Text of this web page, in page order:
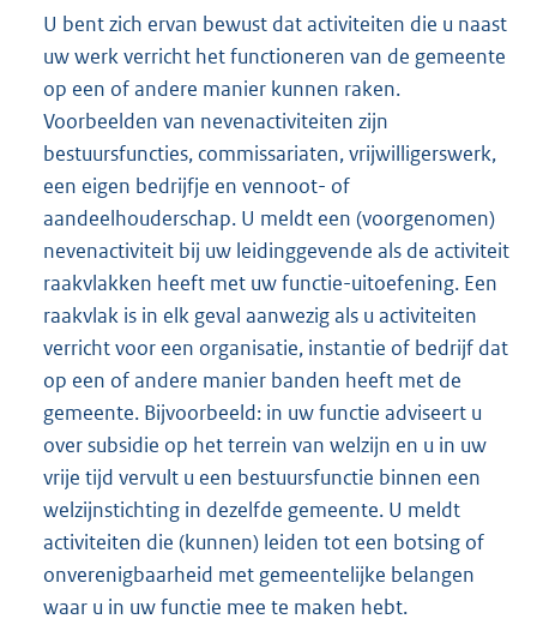
U bent zich ervan bewust dat activiteiten die u naast
uw werk verricht het functioneren van de gemeente
op een of andere manier kunnen raken.
Voorbeelden van nevenactiviteiten zijn
bestuursfuncties, commissariaten, vrijwilligerswerk,
een eigen bedrijfje en vennoot- of
aandeelhouderschap. U meldt een (voorgenomen)
nevenactiviteit bij uw leidinggevende als de activiteit
raakvlakken heeft met uw functie-uitoefening. Een
raakvlak is in elk geval aanwezig als u activiteiten
verricht voor een organisatie, instantie of bedrijf dat
op een of andere manier banden heeft met de
gemeente. Bijvoorbeeld: in uw functie adviseert u
over subsidie op het terrein van welzijn en u in uw
vrije tijd vervult u een bestuursfunctie binnen een
welzijnstichting in dezelfde gemeente. U meldt
activiteiten die (kunnen) leiden tot een botsing of
onverenigbaarheid met gemeentelijke belangen
waar u in uw functie mee te maken hebt.